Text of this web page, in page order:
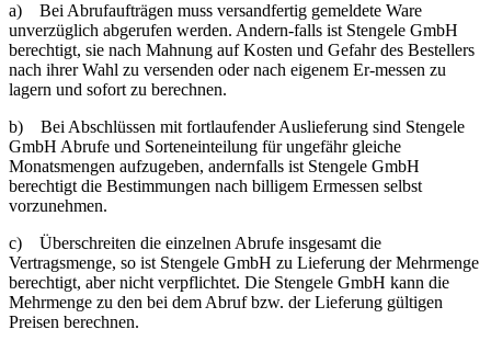
a) Bei Abrufaufträgen muss versandfertig gemeldete Ware
unverzüglich abgerufen werden. Andern-falls ist Stengele GmbH
berechtigt, sie nach Mahnung auf Kosten und Gefahr des Bestellers
nach ihrer Wahl zu versenden oder nach eigenem Er-messen zu
lagern und sofort zu berechnen.
b) Bei Abschlüssen mit fortlaufender Auslieferung sind Stengele
GmbH Abrufe und Sorteneinteilung für ungefähr gleiche
Monatsmengen aufzugeben, andernfalls ist Stengele GmbH
berechtigt die Bestimmungen nach billigem Ermessen selbst
vorzunehmen.
c) Überschreiten die einzelnen Abrufe insgesamt die
Vertragsmenge, so ist Stengele GmbH zu Lieferung der Mehrmenge
berechtigt, aber nicht verpflichtet. Die Stengele GmbH kann die
Mehrmenge zu den bei dem Abruf bzw. der Lieferung gültigen
Preisen berechnen.